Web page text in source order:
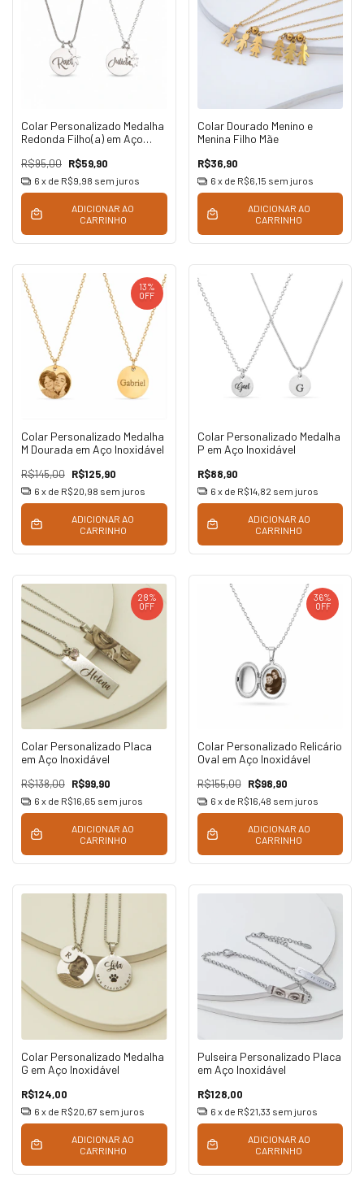
Colar Personalizado Medalha
Redonda Filho(a) em Aço
R$95,00 R$59,90
6 x de R$9,98 sem juros
ADICIONAR AO
CARRINHO
Colar Dourado Menino e
Menina Filho Mãe
R$36,90
6 x de R$6,15 sem juros
ADICIONAR AO
CARRINHO
13%
OFF
Colar Personalizado Medalha
M Dourada em Aço Inoxidável
R$145,00 R$125,90
6 x de R$20,98 sem juros
ADICIONAR AO
CARRINHO
Colar Personalizado Medalha
P em Aço Inoxidável
R$88,90
6 x de R$14,82 sem juros
ADICIONAR AO
CARRINHO
28%
OFF
Colar Personalizado Placa
em Aço Inoxidável
R$138,00 R$99,90
6 x de R$16,65 sem juros
ADICIONAR AO
CARRINHO
36%
OFF
Colar Personalizado Relicário
Oval em Aço Inoxidável
R$155,00 R$98,90
6 x de R$16,48 sem juros
ADICIONAR AO
CARRINHO
Colar Personalizado Medalha
G em Aço Inoxidável
R$124,00
6 x de R$20,67 sem juros
ADICIONAR AO
CARRINHO
Pulseira Personalizado Placa
em Aço Inoxidável
R$128,00
6 x de R$21,33 sem juros
ADICIONAR AO
CARRINHO